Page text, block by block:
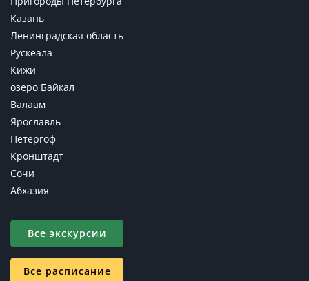
Казань
Ленинградская область
Рускеала
Кижи
озеро Байкал
Валаам
Ярославль
Петергоф
Кронштадт
Сочи
Абхазия
Все экскурсии
Все расписание